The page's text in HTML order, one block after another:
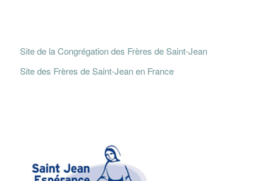
Site de la Congrégation des Frères de Saint-Jean
Site des Frères de Saint-Jean en France